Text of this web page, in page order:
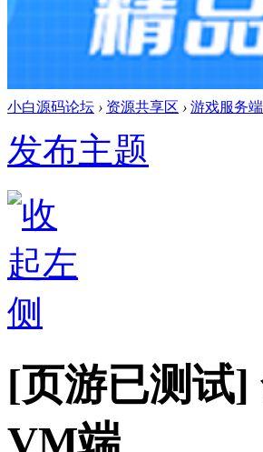
小白源码论坛 › 资源共享区 › 游戏服务端
发布主题
[页游已测试]
VM端